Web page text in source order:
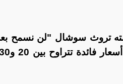
تروث سوشال "لن نسمح